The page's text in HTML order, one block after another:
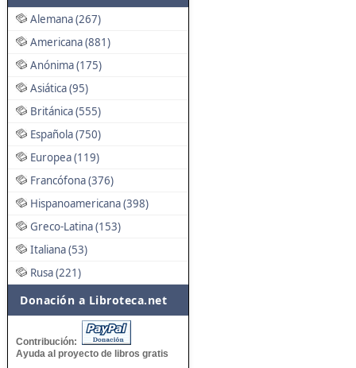
Alemana (267)
Americana (881)
Anónima (175)
Asiática (95)
Británica (555)
Española (750)
Europea (119)
Francófona (376)
Hispanoamericana (398)
Greco-Latina (153)
Italiana (53)
Rusa (221)
Donación a Libroteca.net
Contribución:
Ayuda al proyecto de libros gratis